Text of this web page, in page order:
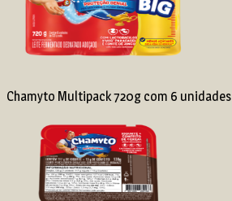
Chamyto Multipack 720g com 6 unidades